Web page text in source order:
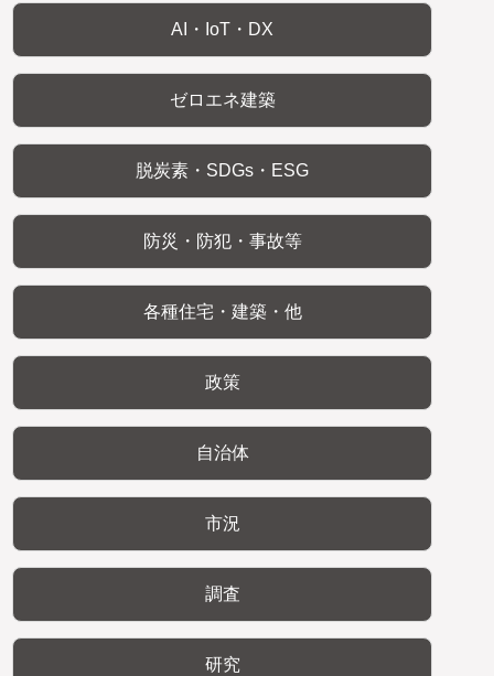
AI・IoT・DX
ゼロエネ建築
脱炭素・SDGs・ESG
防災・防犯・事故等
各種住宅・建築・他
政策
自治体
市況
調査
研究